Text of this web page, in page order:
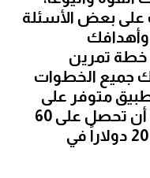
على بعض الأسئلة
وأهدافك
خطة تمرين
جميع الخطوات
متوفر على
iOS وAndroid ومن الممكن أن تحصل على 60
يوماً مجانياً قبل أن تبدأ بدفع 20 دولاراً في